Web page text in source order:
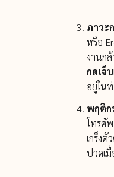
ภาวะ
หรือ
งานก
กดเจ็บ
อยู่ใน
พฤติก
โทรศั
เกร็ง
ปวดเ